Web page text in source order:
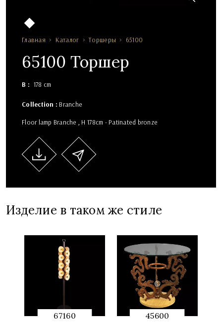
Главная Каталог Торшеры 65100
65100 Торшер
В 178 cm
Collection : Branche
Floor lamp Branche , H 178cm - Patinated bronze
Изделие в таком же стиле
67160 45600